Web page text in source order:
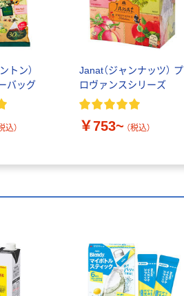
トン）
バッグ
込）
Janat（ジャンナッツ） プ
ロヴァンスシリーズ
￥753~ （税込）